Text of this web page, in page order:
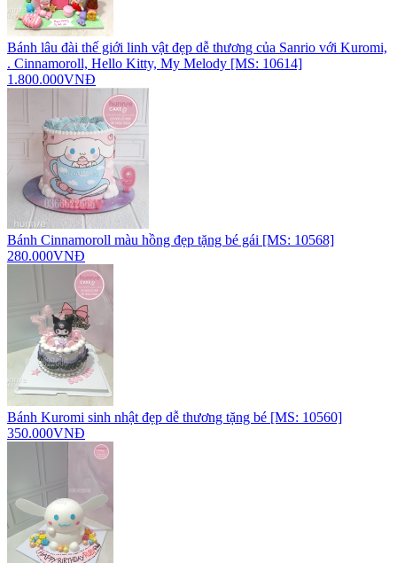
Bánh lâu đài thế giới linh vật đẹp dễ thương của Sanrio với Kuromi,
. Cinnamoroll, Hello Kitty, My Melody [MS: 10614]
1.800.000VNĐ
Bánh Cinnamoroll màu hồng đẹp tặng bé gái [MS: 10568]
280.000VNĐ
Bánh Kuromi sinh nhật đẹp dễ thương tặng bé [MS: 10560]
350.000VNĐ